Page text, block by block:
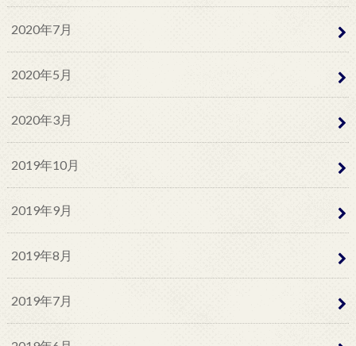
2020年7月
2020年5月
2020年3月
2019年10月
2019年9月
2019年8月
2019年7月